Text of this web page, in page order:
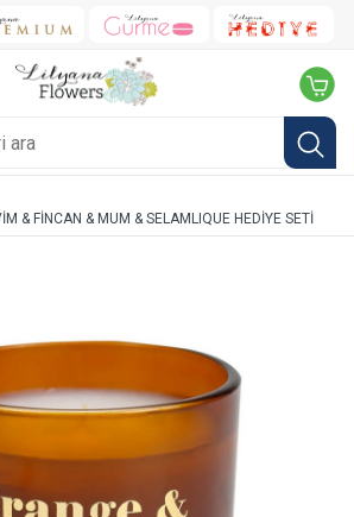
& FINCAN & MUM & SELAMLIQUE HEDIYE SETI